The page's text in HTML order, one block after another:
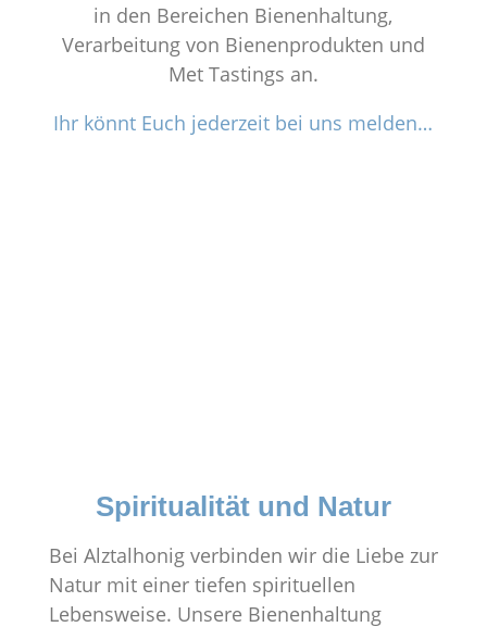
in den Bereichen Bienenhaltung,
Verarbeitung von Bienenprodukten und
Met Tastings an.
Ihr könnt Euch jederzeit bei uns melden…
Spiritualität und Natur
Bei Alztalhonig verbinden wir die Liebe zur
Natur mit einer tiefen spirituellen
Lebensweise. Unsere Bienenhaltung